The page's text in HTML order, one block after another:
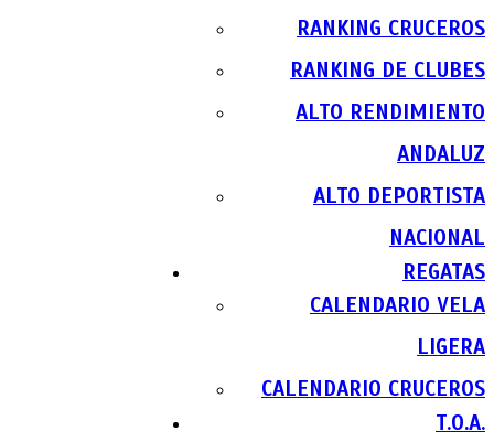
RANKING CRUCEROS
RANKING DE CLUBES
ALTO RENDIMIENTO
ANDALUZ
ALTO DEPORTISTA
NACIONAL
REGATAS
CALENDARIO VELA
LIGERA
CALENDARIO CRUCEROS
T.O.A.